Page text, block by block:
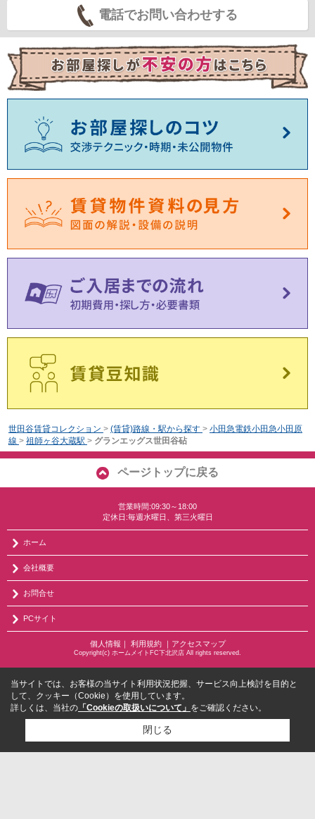
電話でお問い合わせする
世田谷賃貸コレクション > (賃貸)路線・駅から探す > 小田急電鉄小田急小田原
線 > 祖師ヶ谷大蔵駅 > グランエッグス世田谷砧
ページトップに戻る
営業時間:09:30～18:00
定休日:毎週水曜日、第三火曜日
ホーム
会社概要
お問合せ
PCサイト
個人情報 ｜ 利用規約｜ アクセスマップ
Copyright(c) ホームメイトFC下北沢店 All rights reserved.
当サイトでは、お客様の当サイト利用状況把握、サービス向上検討を目的と
して、クッキー（Cookie）を使用しています。
詳しくは、当社の 「Cookieの取扱いについて」 をご確認ください。
閉じる